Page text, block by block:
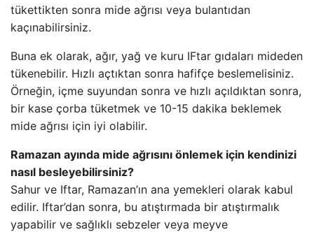
tükettikten sonra mide ağrısı veya bulantıdan
kaçınabilirsiniz.
Buna ek olarak, ağır, yağ ve kuru IFtar gıdaları mideden
tükenebilir. Hızlı açtıktan sonra hafifçe beslemelisiniz.
Örneğin, içme suyundan sonra ve hızlı açıldıktan sonra,
bir kase çorba tüketmek ve 10-15 dakika beklemek
mide ağrısı için iyi olabilir.
Ramazan ayında mide ağrısını önlemek için kendinizi
nasıl besleyebilirsiniz?
Sahur ve Iftar, Ramazan’ın ana yemekleri olarak kabul
edilir. Iftar’dan sonra, bu atıştırmada bir atıştırmalık
yapabilir ve sağlıklı sebzeler veya meyve